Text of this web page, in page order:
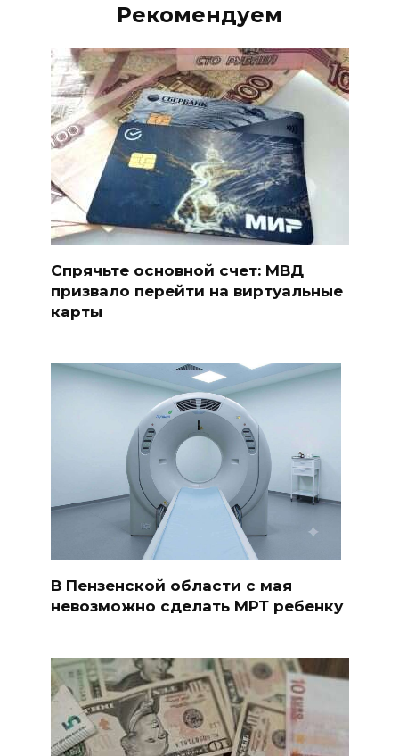
Рекомендуем
Спрячьте основной счет: МВД
призвало перейти на виртуальные
карты
В Пензенской области с мая
невозможно сделать МРТ ребенку